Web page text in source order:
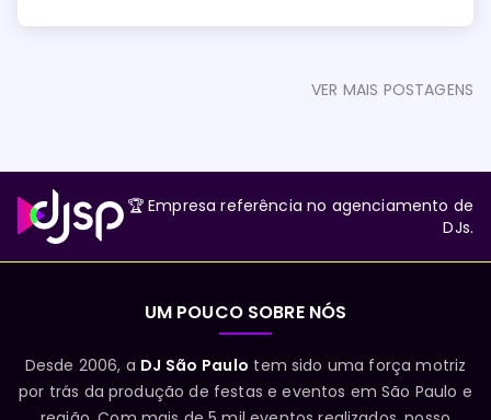
VER MAIS POSTAGENS
🏆 Empresa referência no agenciamento de
DJs.
UM POUCO SOBRE NÓS
Desde 2006, a DJ São Paulo tem sido uma força motriz
por trás da produção de festas e eventos em São Paulo e